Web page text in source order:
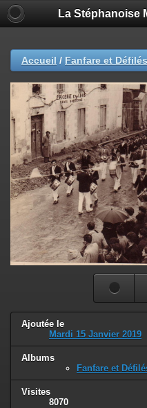
La Stéphanoise
Accueil / Fanfare et Défilés
Ajoutée le
Mardi 15 Janvier 2019
Albums
Fanfare et
Visites
8070